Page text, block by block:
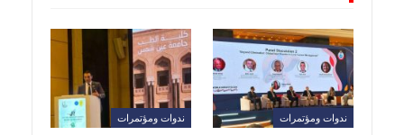
ندوات ومؤتمرات ندوات ومؤتمرات